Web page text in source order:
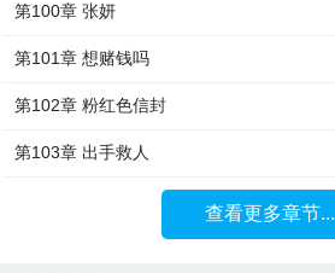
第100章 张妍
第101章 想赌钱吗
第102章 粉红色信封
第103章 出手救人
查看更多章节...